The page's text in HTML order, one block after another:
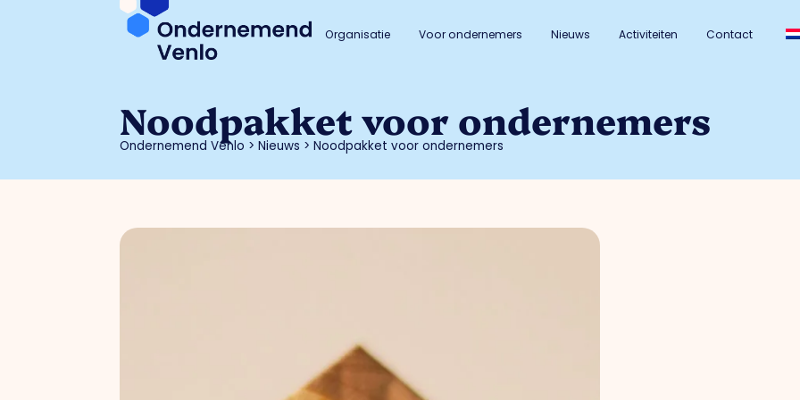
Organisatie Voor ondernemers Nieuws Activiteiten Contact
Noodpakket voor ondernemers
Ondernemend Venlo >Nieuws >Noodpakket voor ondernemers